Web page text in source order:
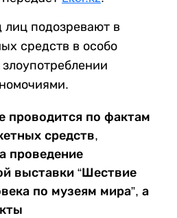
подозревают в
средств в особо
проводится по фактам
средств,
проведение
выставки “Шествие
по музеям мира”, а